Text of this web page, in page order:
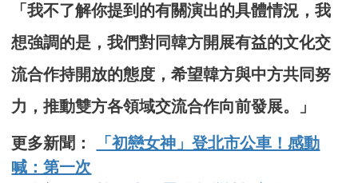
「我不了解你提到的有關演出的具體情況，我
想強調的是，我們對同韓方開展有益的文化交
流合作持開放的態度，希望韓方與中方共同努
力，推動雙方各領域交流合作向前發展。」
更多新聞：
「初戀女神」登北市公車！感動
喊：第一次